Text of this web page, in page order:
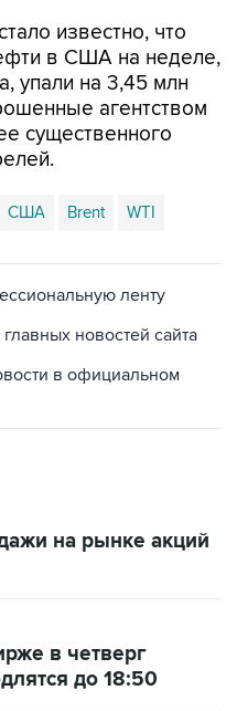
известно, что
в США на неделе,
упали на 3,45 млн
агентством
существенного
США Brent WTI
ленту
новостей сайта
в официальном
на рынке акций
в четверг
до 18:50